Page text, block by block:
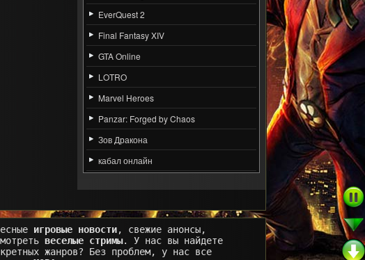
EverQuest 2
Final Fantasy XIV
GTA Online
LOTRO
Marvel Heroes
Panzar: Forged by Chaos
Зов Дракона
кабал онлайн
игровые новости, свежие анонсы,
веселые стримы. У нас вы найдете
жанров? Без проблем, у нас все